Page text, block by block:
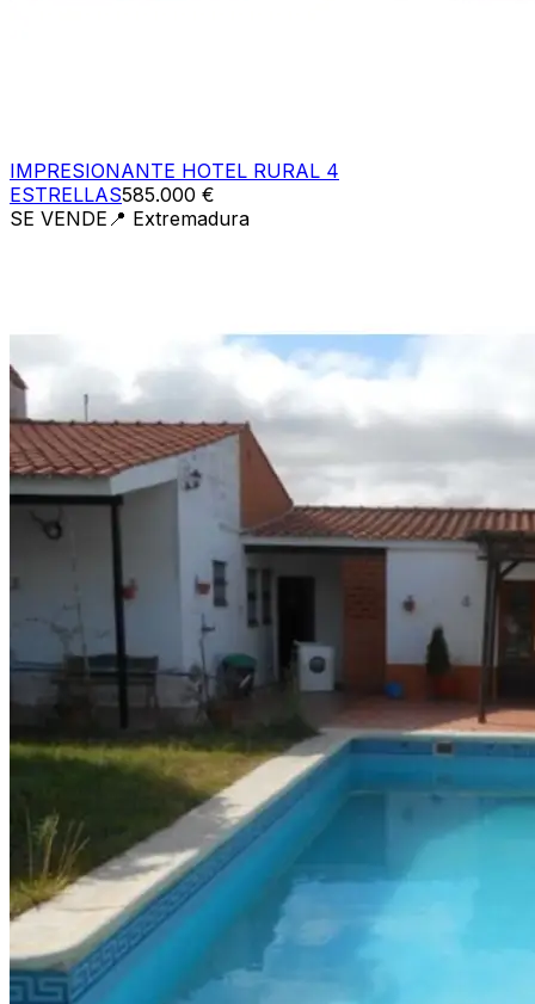
IMPRESIONANTE HOTEL RURAL 4
ESTRELLAS585.000 €
SE VENDE 📍 Extremadura